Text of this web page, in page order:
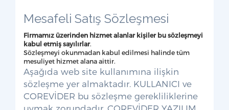
Mesafeli Satış Sözleşmesi
Firmamız üzerinden hizmet alanlar kişiler bu sözleşmeyi
kabul etmiş sayılırlar.
Sözleşmeyi okunmadan kabul edilmesi halinde tüm
mesuliyet hizmet alana aittir.
Aşağıda web site kullanımına ilişkin
sözleşme yer almaktadır. KULLANICI ve
COREVİDER bu sözleşme gerekliliklerine
uymak zorundadır. COREVİDER YAZILIM